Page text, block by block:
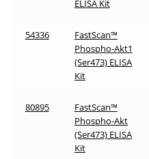
ELISA Kit
54336
FastScan™
Phospho-Akt1
(Ser473) ELISA
Kit
80895
FastScan™
Phospho-Akt
(Ser473) ELISA
Kit